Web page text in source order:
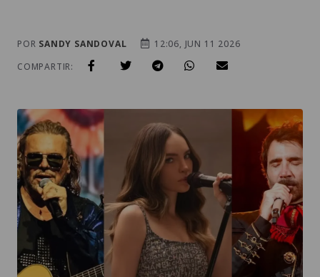
POR SANDY SANDOVAL
12:06, JUN 11 2026
COMPARTIR: